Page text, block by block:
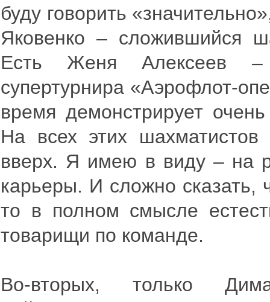
буду говорить
Яковенко – сложившийся
Есть Женя Алексеев –
супертурнира «Аэрофлот-
время демонстрирует
На всех этих шахматистов
вверх. Я имею в виду – на
карьеры. И сложно сказать,
то в полном смысле
товарищи по команде.
Во-вторых, только